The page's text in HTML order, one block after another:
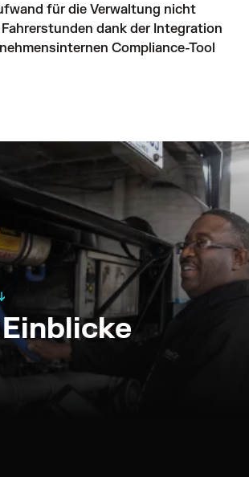
für die Verwaltung nicht
dank der Integration
Compliance-Tool